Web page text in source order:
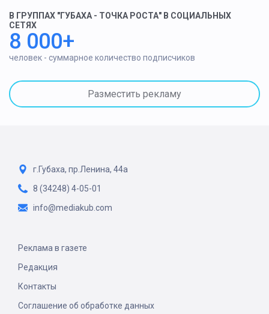
В ГРУППАХ "ГУБАХА - ТОЧКА РОСТА" В СОЦИАЛЬНЫХ
СЕТЯХ
8 000+
человек - суммарное количество подписчиков
Разместить рекламу
г.Губаха, пр.Ленина, 44а
8 (34248) 4-05-01
info@mediakub.com
Реклама в газете
Редакция
Контакты
Соглашение об обработке данных